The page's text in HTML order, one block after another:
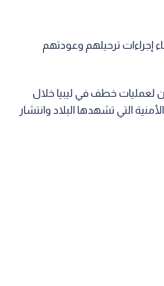
إجراءات ترحيلهم وعودتهم
لعمليات خطف في ليبيا خلال
التي تشهدها البلاد وانتشار